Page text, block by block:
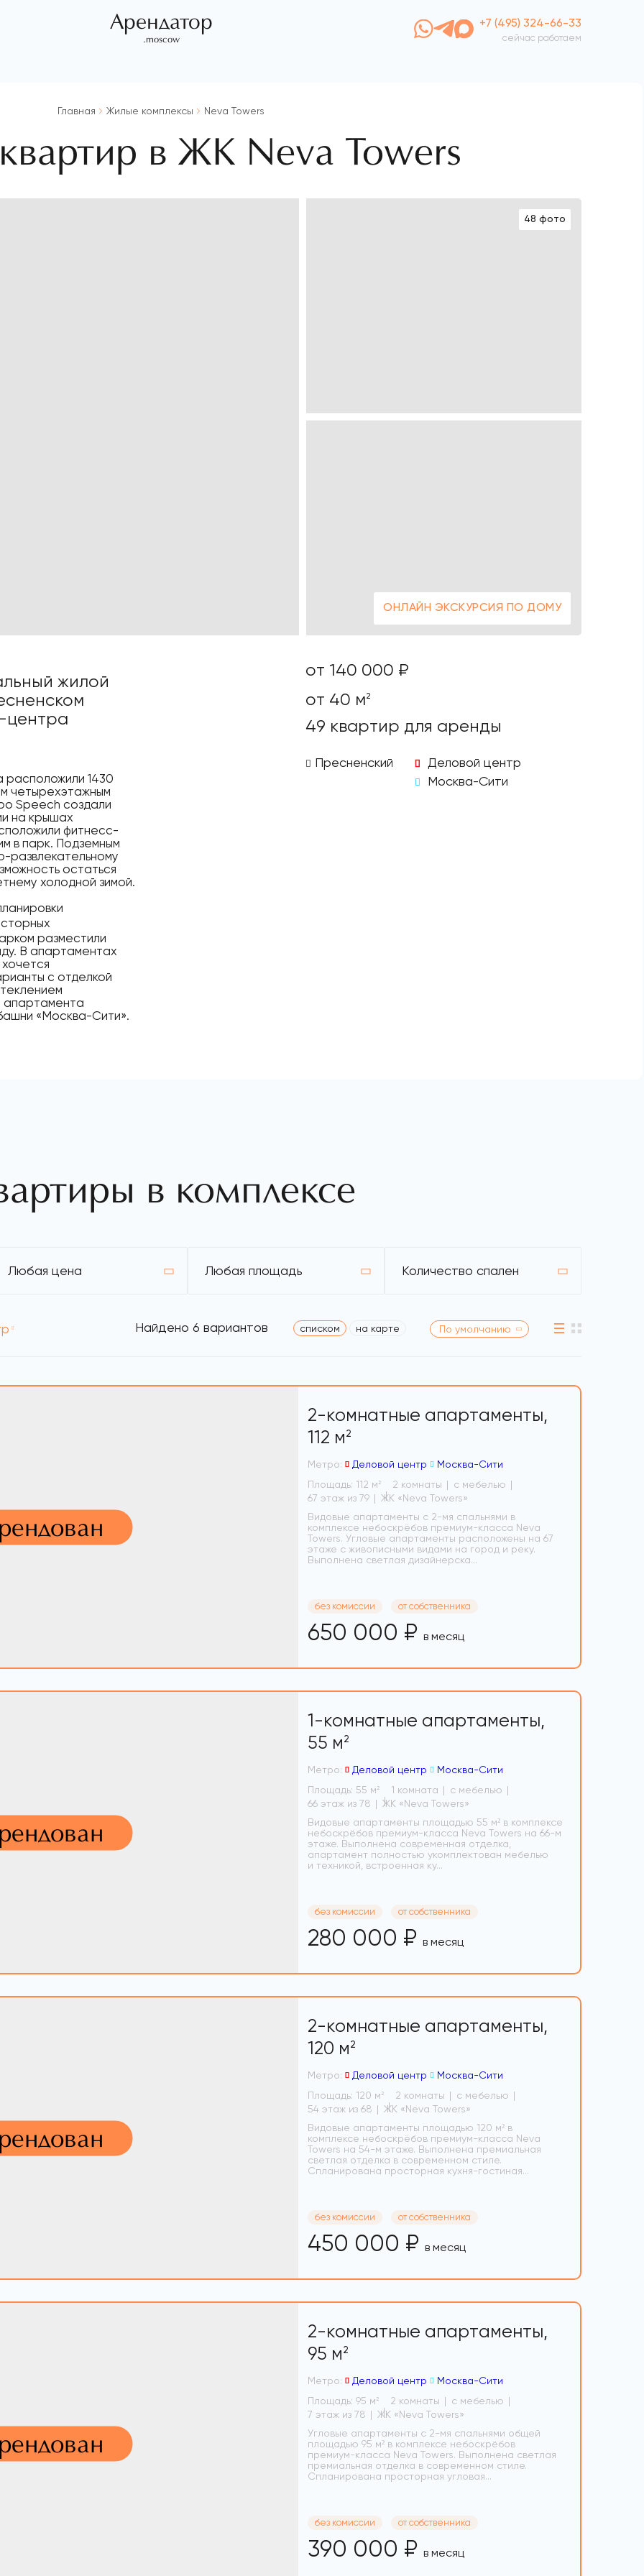
Арендатор
.moscow
+7 (495) 324-66-33
сейчас работаем
Главная Жилые комплексы Neva Towers
в ЖК Neva Towers
48 фото
ОНЛАЙН ЭКСКУРСИЯ ПО ДОМУ
жилой
центра
расположили 1430
четырехэтажным
Speech создали
на крышах
фитнесс-
в парк. Подземным
развлекательному
остаться
холодной зимой.
разместили
В апартаментах
с отделкой
апартамента
«Москва-Сити».
от 140 000 ₽
от 40 м2
49 квартир для аренды
Пресненский
Деловой центр
Москва-Сити
в комплексе
Любая цена Любая площадь Количество спален
Найдено 6 вариантов списком на карте По умолчанию
2-комнатные апартаменты,
112 м 2
Метро: Деловой центр
Москва-Сити
Площадь: 112 м 2 2 комнаты
с мебелью
67 этаж из 79
ЖК «Neva Towers»
Видовые апартаменты с 2-мя спальнями в
комплексе небоскрёбов премиум-класса Neva
Towers. Угловые апартаменты расположены на 67
этаже с живописными видами на город и реку.
Выполнена светлая дизайнерска...
без комиссии от собственника
650 000 ₽ в месяц
1-комнатные апартаменты,
55 м 2
Метро: Деловой центр
Москва-Сити
Площадь: 55 м 2 1 комната
с мебелью
66 этаж из 78
ЖК «Neva Towers»
Видовые апартаменты площадью 55 м² в комплексе
небоскрёбов премиум-класса Neva Towers на 66-м
этаже. Выполнена современная отделка,
апартамент полностью укомплектован мебелью
и техникой, встроенная ку...
без комиссии от собственника
280 000 ₽ в месяц
2-комнатные апартаменты,
120 м 2
Метро: Деловой центр
Москва-Сити
Площадь: 120 м 2 2 комнаты
с мебелью
54 этаж из 68
ЖК «Neva Towers»
Видовые апартаменты площадью 120 м² в
комплексе небоскрёбов премиум-класса Neva
Towers на 54-м этаже. Выполнена премиальная
светлая отделка в современном стиле.
Спланирована просторная кухня-гостиная...
без комиссии от собственника
450 000 ₽ в месяц
2-комнатные апартаменты,
95 м 2
Метро: Деловой центр
Москва-Сити
Площадь: 95 м 2 2 комнаты
с мебелью
7 этаж из 78
ЖК «Neva Towers»
Угловые апартаменты с 2-мя спальнями общей
площадью 95 м² в комплексе небоскрёбов
премиум-класса Neva Towers. Выполнена светлая
премиальная отделка в современном стиле.
Спланирована просторная угловая...
без комиссии от собственника
390 000 ₽ в месяц